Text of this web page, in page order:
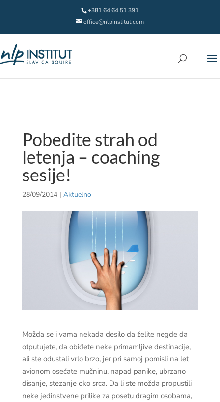
+381 64 64 51 391
office@nlpinstitut.com
Pobedite strah od
letenja – coaching
sesije!
28/09/2014| Aktuelno
Možda se i vama nekada desilo da želite negde da
otputujete, da obiđete neke primamljive destinacije,
ali ste odustali vrlo brzo, jer pri samoj pomisli na let
avionom osećate mučninu, napad panike, ubrzano
disanje, stezanje oko srca. Da li ste možda propustili
neke jedinstvene prilike za posetu dragim osobama,